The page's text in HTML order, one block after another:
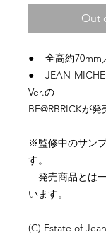
Out
● 全高約70mm
● JEAN-
Ver.の
BE@RBRICKが発
※監修中のサン
す。
発売商品とは
います。
(C) Estate of